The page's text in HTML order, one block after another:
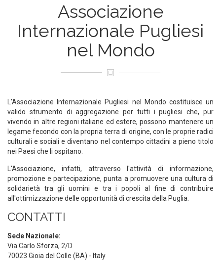
Associazione
Internazionale Pugliesi
nel Mondo
L'Associazione Internazionale Pugliesi nel Mondo costituisce un
valido strumento di aggregazione per tutti i pugliesi che, pur
vivendo in altre regioni italiane ed estere, possono mantenere un
legame fecondo con la propria terra di origine, con le proprie radici
culturali e sociali e diventano nel contempo cittadini a pieno titolo
nei Paesi che li ospitano.
L'Associazione, infatti, attraverso l'attività di informazione,
promozione e partecipazione, punta a promuovere una cultura di
solidarietà tra gli uomini e tra i popoli al fine di contribuire
all'ottimizzazione delle opportunità di crescita della Puglia.
CONTATTI
Sede Nazionale:
Via Carlo Sforza, 2/D
70023 Gioia del Colle (BA) - Italy